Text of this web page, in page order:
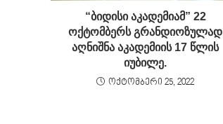
“ბიდისი აკადემიამ” 22
ოქტომბერს გრანდიოზულად
აღნიშნა აკადემიის 17 წლის
იუბილე.
ოქტომბერი 25, 2022